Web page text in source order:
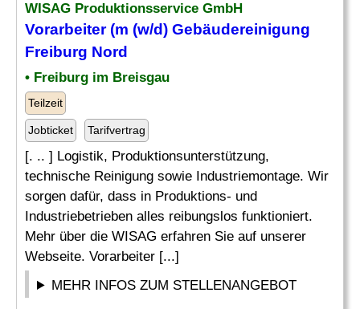
WISAG Produktionsservice GmbH
Vorarbeiter (m (w/d) Gebäudereinigung
Freiburg Nord
• Freiburg im Breisgau
Teilzeit
Jobticket Tarifvertrag
[. .. ] Logistik, Produktionsunterstützung,
technische Reinigung sowie Industriemontage. Wir
sorgen dafür, dass in Produktions- und
Industriebetrieben alles reibungslos funktioniert.
Mehr über die WISAG erfahren Sie auf unserer
Webseite. Vorarbeiter [...]
MEHR INFOS ZUM STELLENANGEBOT